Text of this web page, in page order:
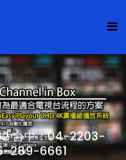
台中：04-2203-
289-6661